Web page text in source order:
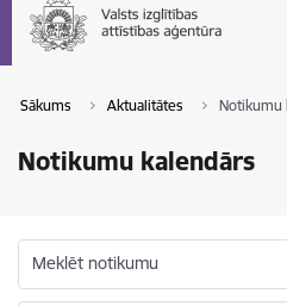
Sākums Aktualitātes Notikumu
Notikumu kalendārs
Meklēt notikumu